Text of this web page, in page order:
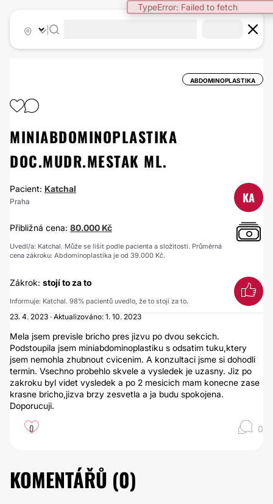
TypeError: Failed to fetch
ABDOMINOPLASTIKA
MINIABDOMINOPLASTIKA
DOC.MUDR.MESTAK ML.
Pacient: Katchal
Praha KA
Přibližná cena: 80.000 Kč
Uvedl/a: Katchal. Může se lišit podle pacienta a složitosti. Průměrná
cena zákroku: Abdominoplastika je od 39.000 Kč.
Zákrok: stojí to za to
Informuje: Katchal. 98% pacientů uvedlo, že to stojí za to.
23. 4. 2023 · Aktualizováno: 1. 10. 2023
Mela jsem previsle bricho pres jizvu po dvou sekcich.
Podstoupila jsem miniabdominoplastiku s odsatim tuku,ktery
jsem nemohla zhubnout cvicenim. A konzultaci jsme si dohodli
termin. Vsechno probehlo skvele a vysledek je uzasny. Jiz po
zakroku byl videt vysledek a po 2 mesicich mam konecne zase
krasne bricho,jizva brzy zesvetla a ja budu spokojena.
Doporucuji.
0 0
KOMENTÁŘŮ (0)